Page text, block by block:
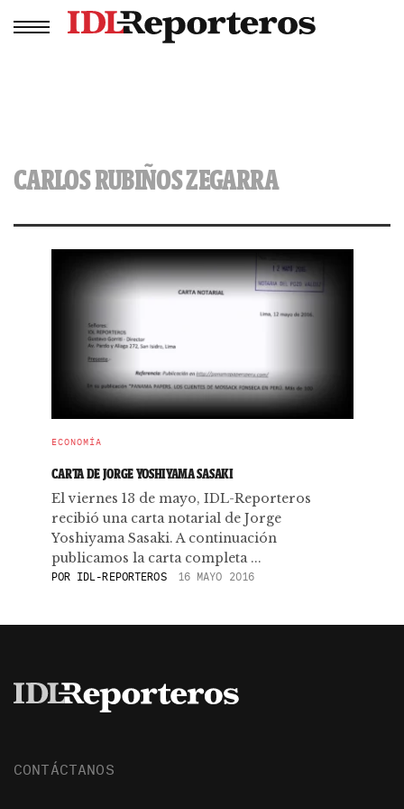
CARLOS RUBIÑOS ZEGARRA
ECONOMÍA
CARTA DE JORGE YOSHIYAMA SASAKI
El viernes 13 de mayo, IDL-Reporteros
recibió una carta notarial de Jorge
Yoshiyama Sasaki. A continuación
publicamos la carta completa ...
POR IDL-REPORTEROS 16 MAYO 2016
CONTÁCTANOS